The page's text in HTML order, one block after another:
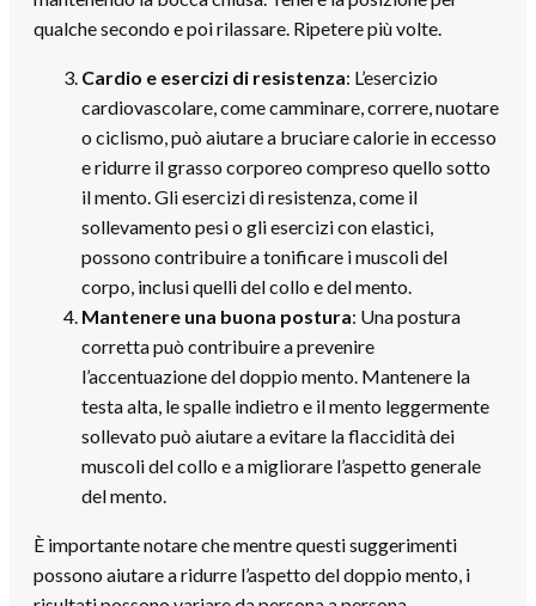
qualche secondo e poi rilassare. Ripetere più volte.
Cardio e esercizi di resistenza: L’esercizio
cardiovascolare, come camminare, correre, nuotare
o ciclismo, può aiutare a bruciare calorie in eccesso
e ridurre il grasso corporeo compreso quello sotto
il mento. Gli esercizi di resistenza, come il
sollevamento pesi o gli esercizi con elastici,
possono contribuire a tonificare i muscoli del
corpo, inclusi quelli del collo e del mento.
Mantenere una buona postura: Una postura
corretta può contribuire a prevenire
l’accentuazione del doppio mento. Mantenere la
testa alta, le spalle indietro e il mento leggermente
sollevato può aiutare a evitare la flaccidità dei
muscoli del collo e a migliorare l’aspetto generale
del mento.
È importante notare che mentre questi suggerimenti
possono aiutare a ridurre l’aspetto del doppio mento, i